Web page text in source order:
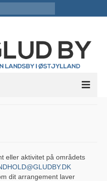
eller aktivitet på områdets
dit arrangement laver